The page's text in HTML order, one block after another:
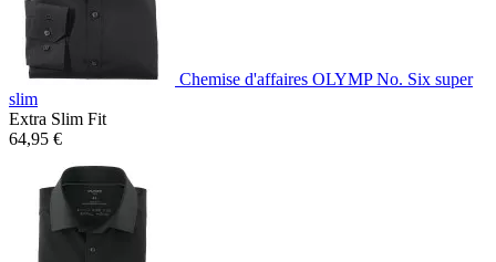
Chemise d'affaires OLYMP No. Six super
slim
Extra Slim Fit
64,95 €